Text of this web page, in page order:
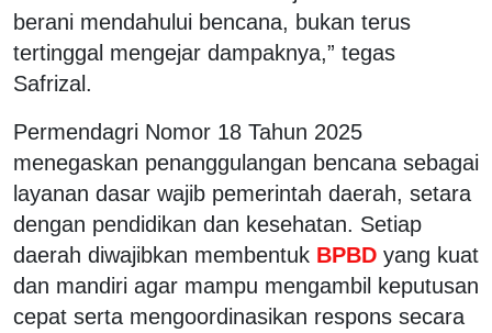
berani mendahului bencana, bukan terus
tertinggal mengejar dampaknya,” tegas
Safrizal.
Permendagri Nomor 18 Tahun 2025
menegaskan penanggulangan bencana sebagai
layanan dasar wajib pemerintah daerah, setara
dengan pendidikan dan kesehatan. Setiap
daerah diwajibkan membentuk BPBD yang kuat
dan mandiri agar mampu mengambil keputusan
cepat serta mengoordinasikan respons secara